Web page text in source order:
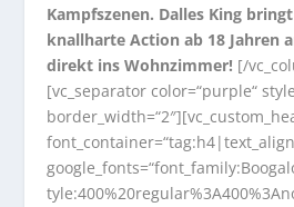
Kampfszenen. Dalles King
knallharte Action ab 18 Jahren
direkt ins Wohnzimmer! [/
[vc_separator color=“purple“